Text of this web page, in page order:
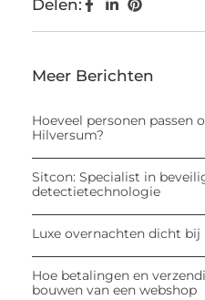
Delen:
Meer Berichten
Hoeveel personen passen
Hilversum?
Sitcon: Specialist in
detectietechnologie
Luxe overnachten dicht
Hoe betalingen en
bouwen van een webshop